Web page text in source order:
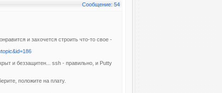
Сообщение: 54
и захочется строить что-то свое -
и беззащитен... ssh - правильно, и Putty
положите на плату.